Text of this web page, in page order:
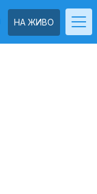
НА ЖИВО